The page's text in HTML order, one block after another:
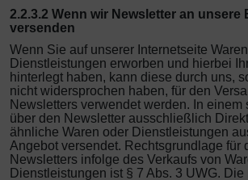
2.2.3.2 Wenn wir Newsletter an
versenden
Wenn Sie auf unserer Internetseite
Dienstleistungen erworben und hierbei
hinterlegt haben, kann diese durch uns,
nicht widersprochen haben, für den
Newsletters verwendet werden. In einem
über den Newsletter ausschließlich
ähnliche Waren oder Dienstleistungen
Angebot versendet. Rechtsgrundlage für
Newsletters infolge des Verkaufs von
Dienstleistungen ist § 7 Abs. 3 UWG. Die